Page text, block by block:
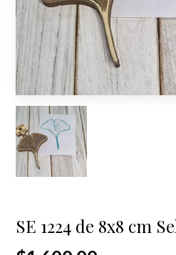
SE 1224 de 8x8 cm